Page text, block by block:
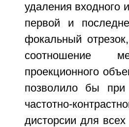
удаления входного
первой и
фокальный
соотношение
проекционного
позволило бы при
частотно-
дисторсии для